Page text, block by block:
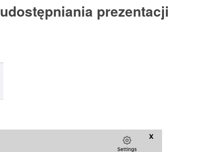
prezentacji